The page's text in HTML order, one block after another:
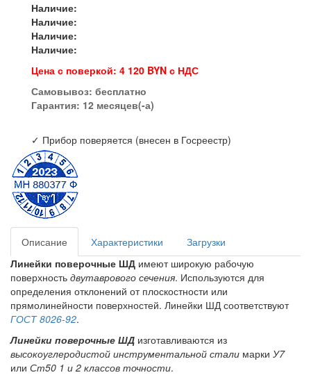
Наличие:
Наличие:
Наличие:
Наличие:
Цена с поверкой: 4 120 BYN с НДС
Самовывоз: бесплатно
Гарантия: 12 месяцев(-а)
✓ Прибор поверяется (внесен в Госреестр)
Описание Характеристики
Загрузки
Линейки поверочные ШД имеют широкую рабочую
поверхность двутаврового сечения. Используются для
определения отклонений от плоскостности или
прямолинейности поверхностей. Линейки ШД соответствуют
ГОСТ 8026-92.
Линейки поверочные ШД изготавливаются из
высокоуглеродистой инструментальной стали марки У7
или Ст50 1 и 2 классов точности.